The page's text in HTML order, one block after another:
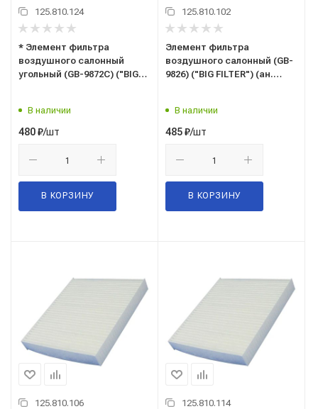
125.810.124
* Элемент фильтра
воздушного салонный
угольный (GB-9872C) ("BIG
CITROEN, MITSUBISHI,
PEUGEOT
В наличии
480₽/шт
В КОРЗИНУ
125.810.102
Элемент фильтра
воздушного салонный (GB-
9826) ("BIG FILTER") (ан.
В наличии
485₽/шт
В КОРЗИНУ
125.810.106 125.810.114